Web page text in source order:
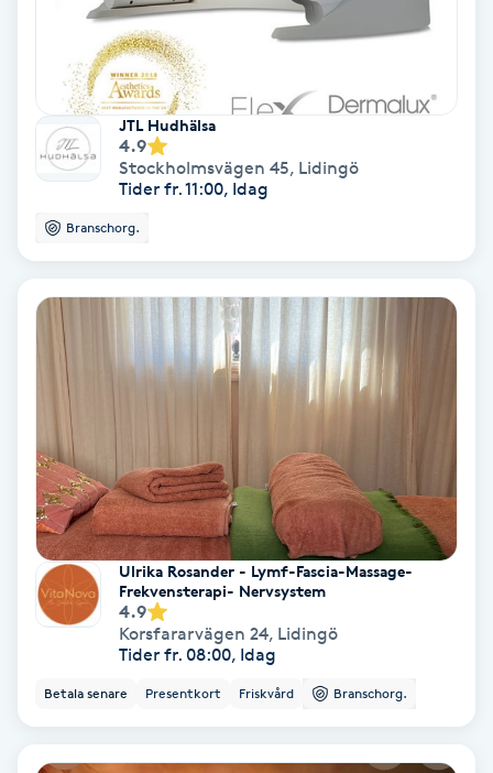
Healing
Herrklippning
HIFU
Hot Stone Massage
Hot yoga
Hudföryngring
Huduppstramning
Hudvård
Hyaluronsyra
JTL Hudhälsa
4.9
Stockholmsvägen 45, Lidingö
Tider fr. 11:00, Idag
Branschorg.
Ulrika Rosander - Lymf-Fascia-Massage-
Frekvensterapi- Nervsystem
4.9
Korsfararvägen 24, Lidingö
Tider fr. 08:00, Idag
Betala senare Presentkort Friskvård Branschorg.